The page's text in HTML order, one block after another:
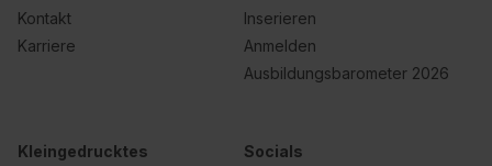
Kontakt
Karriere
Inserieren
Anmelden
Ausbildungsbarometer 2026
Kleingedrucktes Socials